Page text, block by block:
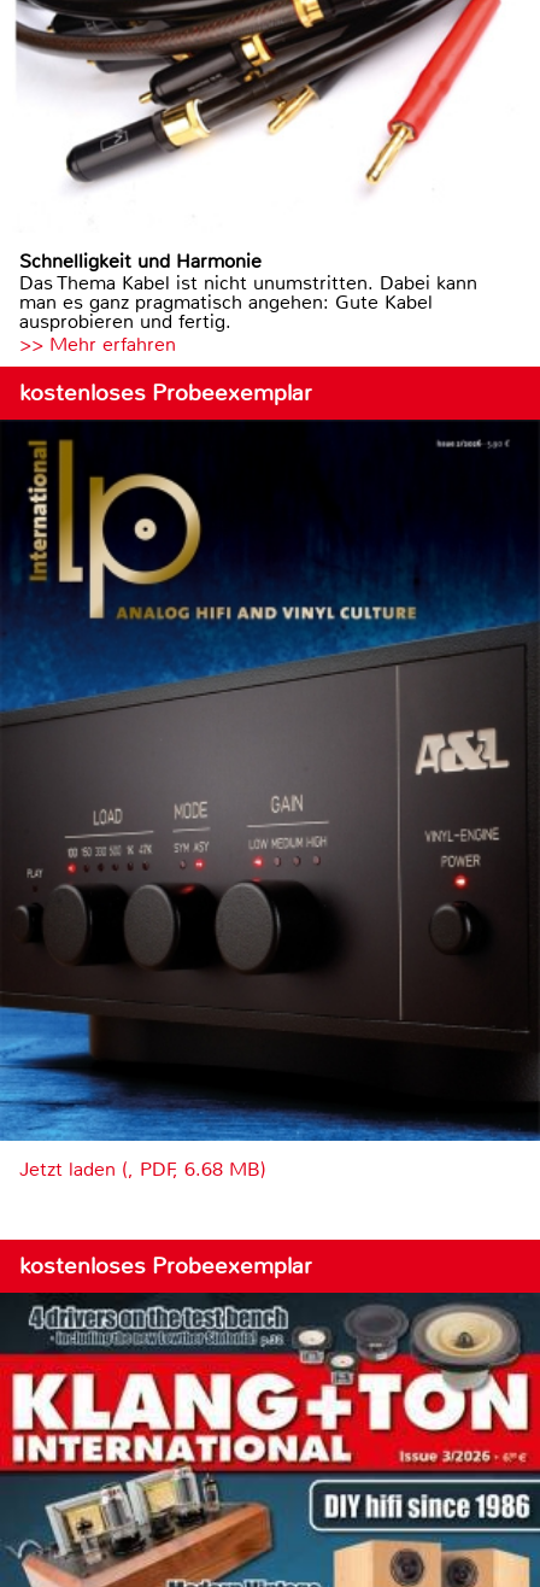
Schnelligkeit und Harmonie
Das Thema Kabel ist nicht unumstritten. Dabei kann
man es ganz pragmatisch angehen: Gute Kabel
ausprobieren und fertig.
>> Mehr erfahren
kostenloses Probeexemplar
Jetzt laden (, PDF, 6.68 MB)
kostenloses Probeexemplar